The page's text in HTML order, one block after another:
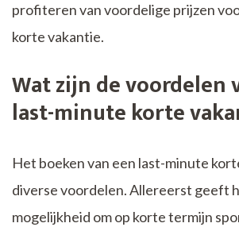
profiteren van voordelige prijzen
korte vakantie.
Wat zijn de voordelen
last-minute korte
Het boeken van een last-minute
diverse voordelen. Allereerst geeft
mogelijkheid om op korte termijn